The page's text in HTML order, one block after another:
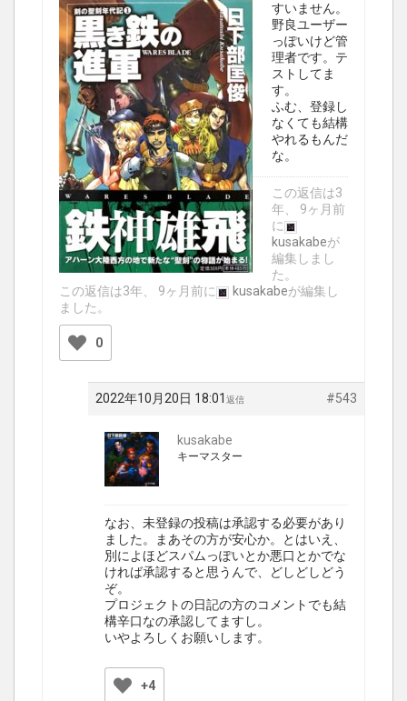
すいません。
野良ユーザー
っぽいけど管
理者です。テ
ストしてま
す。
ふむ、登録し
なくても結構
やれるもんだ
な。
この返信は3
年、 9ヶ月前
に
kusakabeが
編集しまし
た。
この返信は3年、 9ヶ月前に
kusakabeが編集し
ました。
0
2022年10月20日 18:01 #543
返信
kusakabe
キーマスター
なお、未登録の投稿は承認する必要があり
ました。まあその方が安心か。とはいえ、
別によほどスパムっぽいとか悪口とかでな
ければ承認すると思うんで、どしどしどう
ぞ。
プロジェクトの日記の方のコメントでも結
構辛口なの承認してますし。
いやよろしくお願いします。
+4